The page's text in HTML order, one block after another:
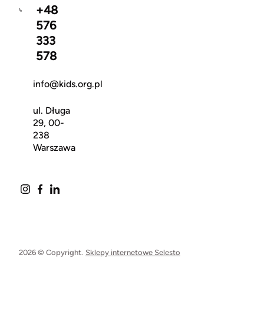
+48
576
333
578
info@kids.org.pl
ul. Długa
29, 00-
238
Warszawa
2026 © Copyright. Sklepy internetowe Selesto